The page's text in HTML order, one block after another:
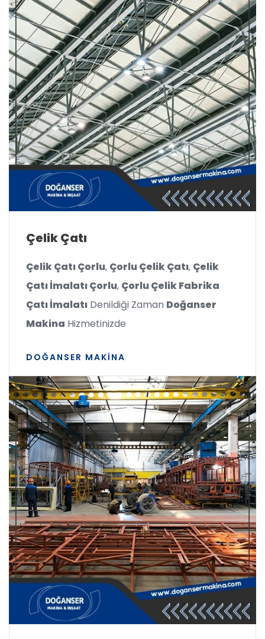
Çelik Çatı
Çelik Çatı Çorlu, Çorlu Çelik Çatı, Çelik
Çatı İmalatı Çorlu, Çorlu Çelik Fabrika
Çatı İmalatı Denildiği Zaman Doğanser
Makina Hizmetinizde
DOĞANSER MAKINA